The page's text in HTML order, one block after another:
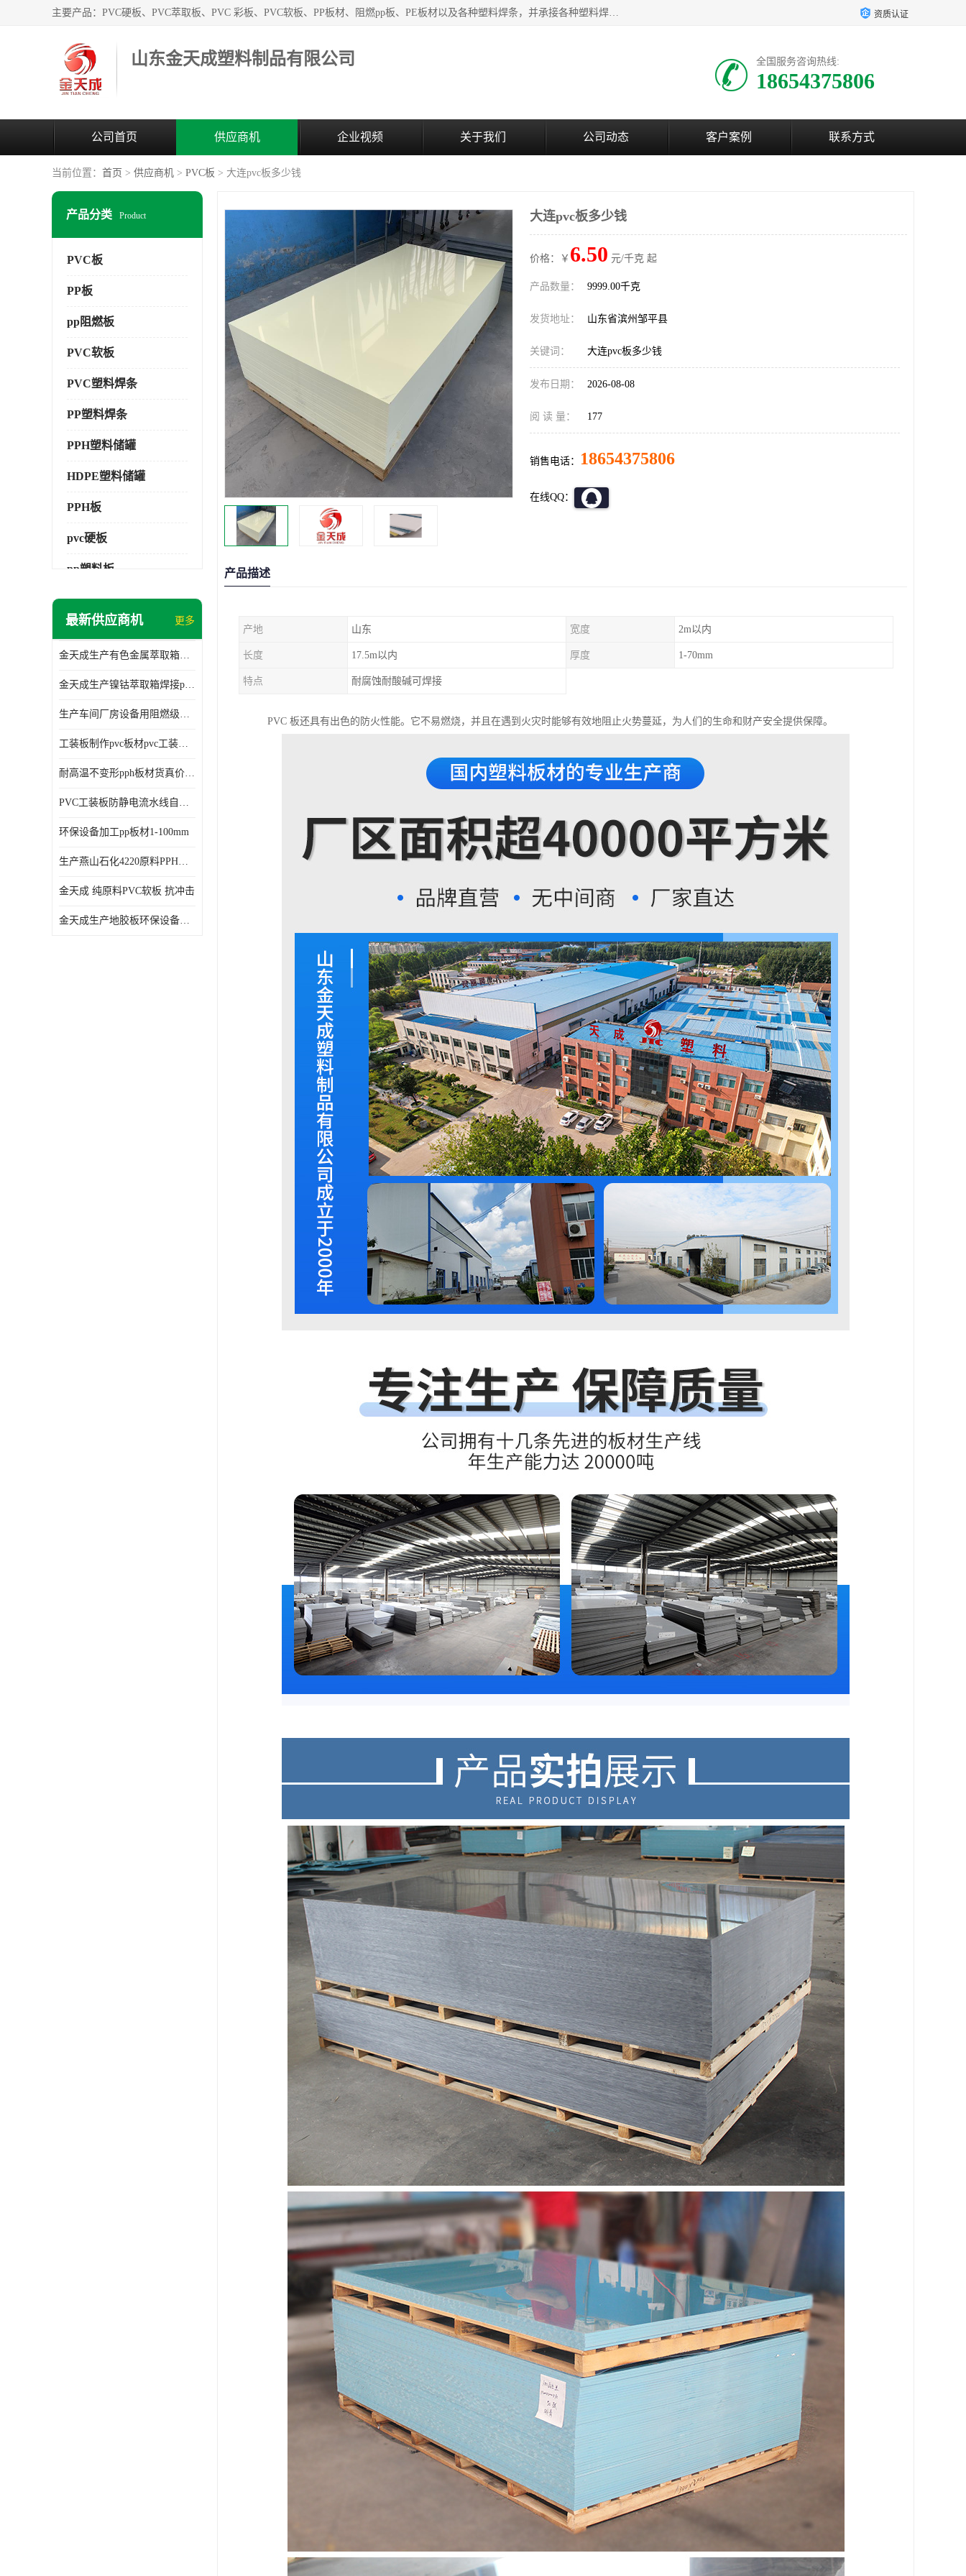
主要产品：PVC硬板、PVC萃取板、PVC 彩板、PVC软板、PP板材、阻燃pp板、PE板材以及各种塑料焊条，并承接各种塑料焊接工程，其产品广泛应用于环保设备、化工、石油、电镀、电子、建筑、食品、医药等多种行业，产品销售己覆盖全国多个省、市(直辖市)及自治区，并己经远销国外。 资质认证
山东金天成塑料制品有限公司 全国服务咨询热线:
18654375806
公司首页 供应商机 企业视频 关于我们 公司动态 客户案例 联系方式
当前位置： 首页 > 供应商机 > PVC板 > 大连pvc板多少钱
产品分类 Product
PVC板
PP板
pp阻燃板
PVC软板
PVC塑料焊条
PP塑料焊条
PPH塑料储罐
HDPE塑料储罐
PPH板
pvc硬板
pp塑料板
pvc萃取板
最新供应商机 更多
金天成生产有色金属萃取箱焊接pvc板
金天成生产镍钴萃取箱焊接pvc萃取板
生产车间厂房设备用阻燃级别pp硬板
工装板制作pvc板材pvc工装板材可折弯
耐高温不变形pph板材货真价值pph板材
PVC工装板防静电流水线自动化倍速线工装板
环保设备加工pp板材1-100mm
生产燕山石化4220原料PPH板材
金天成 纯原料PVC软板 抗冲击
金天成生产地胶板环保设备内衬焊接用半圆pvc软焊条
大连pvc板多少钱
价格：￥ 6.50 元/千克 起
产品数量： 9999.00千克
发货地址： 山东省滨州邹平县
关键词： 大连pvc板多少钱
发布日期： 2026-08-08
阅 读 量： 177
销售电话： 18654375806
在线QQ：
产品描述
产地 山东 宽度 2m以内
长度 17.5m以内 厚度 1-70mm
特点 耐腐蚀耐酸碱可焊接
PVC 板还具有出色的防火性能。它不易燃烧，并且在遇到火灾时能够有效地阻止火势蔓延，为人们的生命和财产安全提供保障。